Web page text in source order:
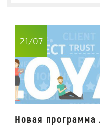
21/07
Новая программа